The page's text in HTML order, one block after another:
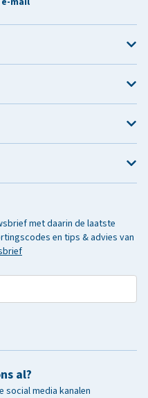
met daarin de laatste
en tips & advies van
al?
social media kanalen